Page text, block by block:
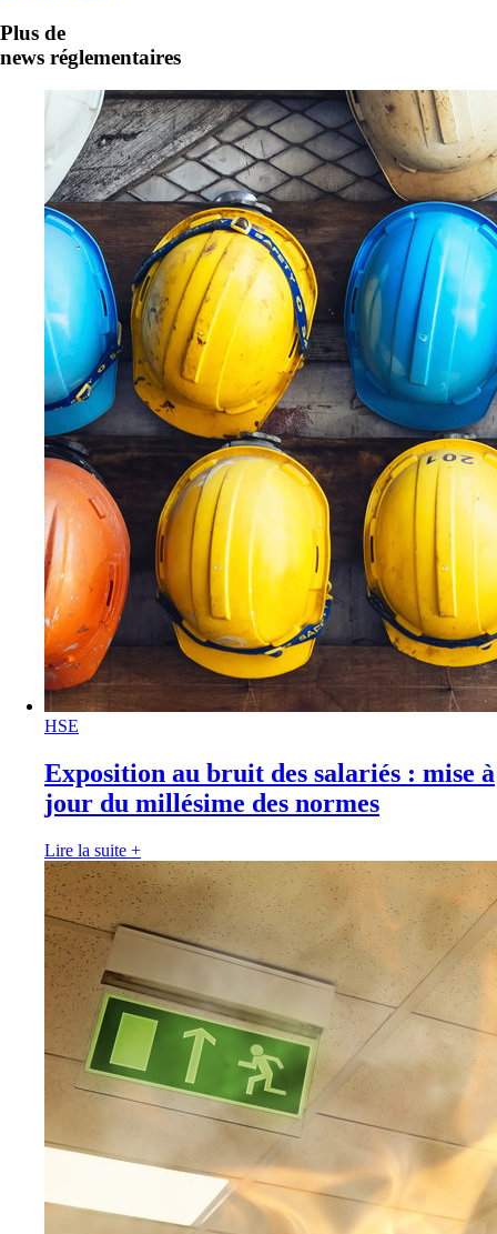
Plus de
news réglementaires
HSE
Exposition au bruit des salariés : mise à
jour du millésime des normes
Lire la suite +